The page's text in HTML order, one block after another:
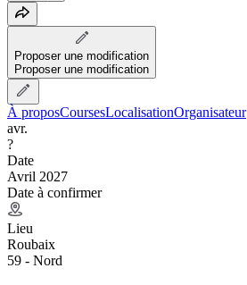
Proposer une modification
Proposer une modification
À proposCoursesLocalisationOrganisateur
avr.
?
Date
Avril 2027
Date à confirmer
Lieu
Roubaix
59 - Nord